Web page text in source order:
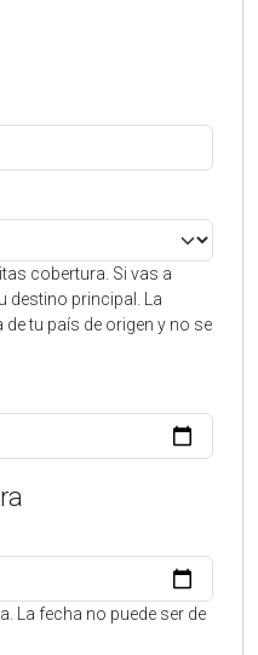
cobertura. Si vas a
destino principal. La
tu país de origen y no se
La fecha no puede ser de